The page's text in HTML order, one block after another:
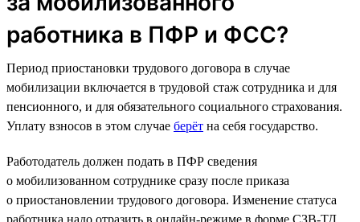
работника в ПФР и ФСС?
Период приостановки трудового договора в случае
мобилизации включается в трудовой стаж сотрудника и для
пенсионного, и для обязательного социального страхования.
Уплату взносов в этом случае берёт на себя государство.
Работодатель должен подать в ПФР сведения
о мобилизованном сотруднике сразу после приказа
о приостановлении трудового договора. Изменение статуса
работника надо отразить в онлайн-режиме в форме СЗВ-ТД,